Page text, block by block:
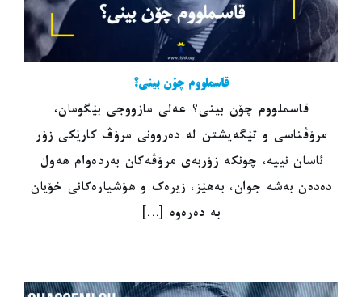
قاسملووم چۆن بینی؟
قاسملووم چۆن بینی؟ عەلی مازووجی بێگومان،
مرۆڤناسی و تێگەیشتن لە دەروونی مرۆڤ کارێکی زۆر
ئاسان نییە، چونکە زۆربەی مرۆڤەکان بەردەوام هەوڵ
دەدەن بەشە جوان، بەهێز، زیرەک و هۆشیارەکانی خۆیان
بە دەرەوە [...]